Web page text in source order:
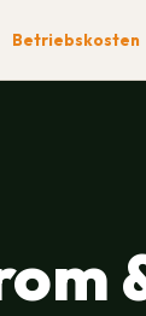
Betriebskosten